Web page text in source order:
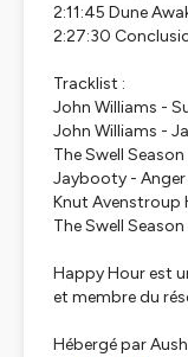
2:11:45 Dune
2:27:30
Tracklist :
John Williams -
John Williams -
The Swell
Jaybooty - Anger
Knut Avenstroup
The Swell
Happy Hour est
et membre du
Hébergé par